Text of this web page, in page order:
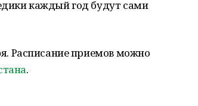
каждый год будут сами
Расписание приемов можно
.